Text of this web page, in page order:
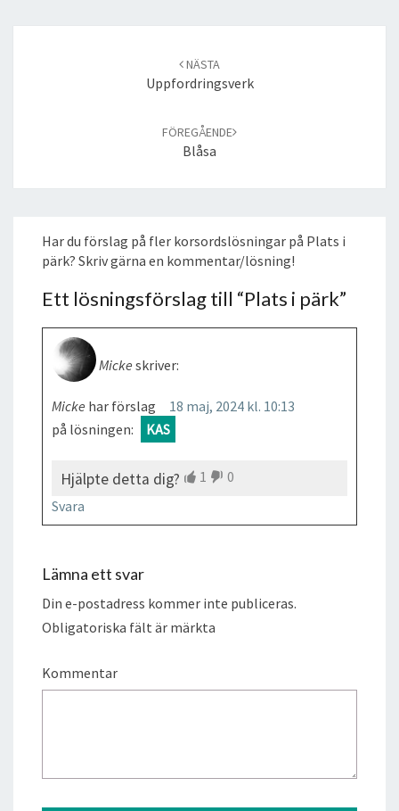
NÄSTA
Uppfordringsverk
FÖREGÅENDE
Blåsa
Har du förslag på fler korsordslösningar på Plats i
pärk? Skriv gärna en kommentar/lösning!
Ett lösningsförslag till “Plats i pärk”
Micke skriver:
18 maj, 2024 kl. 10:13
Micke har förslag
på lösningen:
KAS
Hjälpte detta dig? 1
0
Svara
Lämna ett svar
Din e-postadress kommer inte publiceras.
Obligatoriska fält är märkta
Kommentar